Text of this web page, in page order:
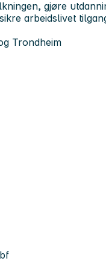
gjøre
arbeidslivet
Trondheim